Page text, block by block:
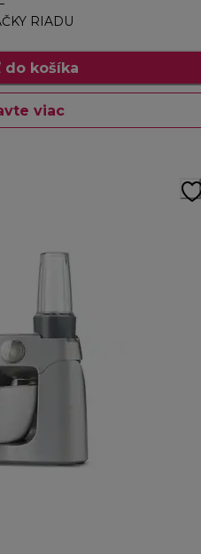
RIADU
do košíka
viac